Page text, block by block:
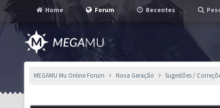
Home Forum Recentes
MEGAMU Mu Online Forum Nova Geração Sugestões /